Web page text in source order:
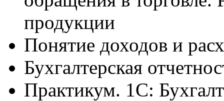
продукции
Понятие доходов и
Бухгалтерская
Практикум. 1С: